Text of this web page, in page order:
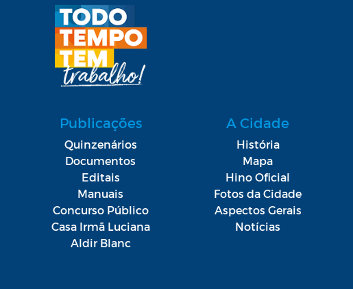
Publicações
Quinzenários
Documentos
Editais
Manuais
Concurso Público
Casa Irmã Luciana
Aldir Blanc
A Cidade
História
Mapa
Hino Oficial
Fotos da Cidade
Aspectos Gerais
Notícias